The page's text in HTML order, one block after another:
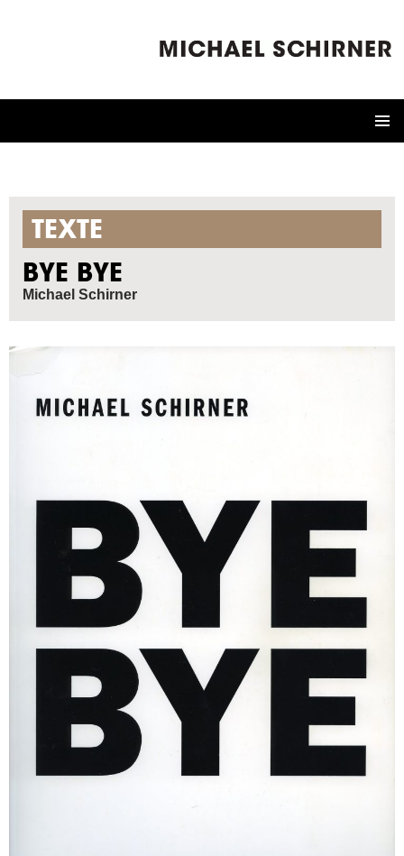
TEXTE
BYE BYE
Michael Schirner